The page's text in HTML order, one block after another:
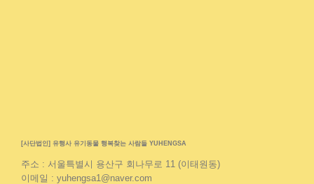
[사단법인] 유행사 유기동물 행복찾는 사람들 YUHENGSA
주소 : 서울특별시 용산구 회나무로 11 (이태원동)
이메일 : yuhengsa1@naver.com